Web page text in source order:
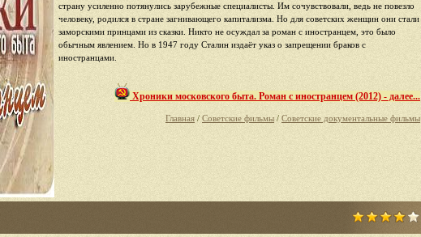
страну усиленно потянулись зарубежные специалисты. Им сочувствовали, ведь не повезло
человеку, родился в стране загнивающего капитализма. Но для советских женщин они стали
заморскими принцами из сказки. Никто не осуждал за роман с иностранцем, это было
обычным явлением. Но в 1947 году Сталин издаёт указ о запрещении браков с
иностранцами.
Хроники московского быта. Роман с иностранцем (2012) - далее...
Главная / Советские фильмы / Советские документальные фильмы